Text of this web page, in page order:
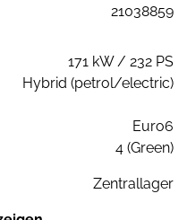
21038859
171 kW / 232 PS
Hybrid (petrol/electric)
Euro6
4 (Green)
Zentrallager